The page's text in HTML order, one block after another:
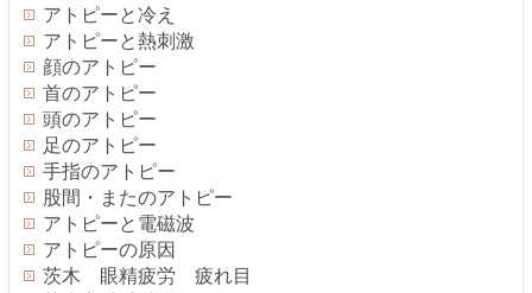
アトピーと冷え
アトピーと熱刺激
顔のアトピー
首のアトピー
頭のアトピー
足のアトピー
手指のアトピー
股間・またのアトピー
アトピーと電磁波
アトピーの原因
茨木 眼精疲労 疲れ目